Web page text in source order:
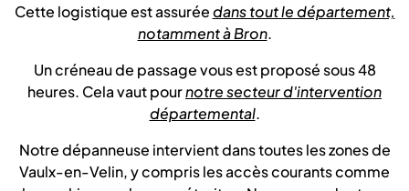
Cette logistique est assuréedans tout le département,
notamment à Bron.
Un créneau de passage vous est proposé sous 48
heures. Cela vaut pournotre secteur d'intervention
départemental.
Notre dépanneuse intervient dans toutes les zones de
Vaulx-en-Velin, y compris les accès courants comme